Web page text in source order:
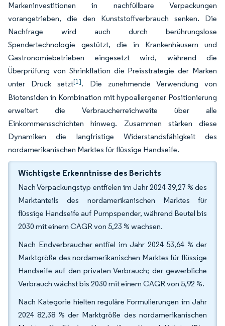
Markeninvestitionen in nachfüllbare Verpackungen
vorangetrieben, die den Kunststoffverbrauch senken. Die
Nachfrage wird auch durch berührungslose
Spendertechnologie gestützt, die in Krankenhäusern und
Gastronomiebetrieben eingesetzt wird, während die
Überprüfung von Shrinkflation die Preisstrategie der Marken
unter Druck setzt[1]. Die zunehmende Verwendung von
Biotensiden in Kombination mit hypoallergener Positionierung
erweitert die Verbraucherreichweite über alle
Einkommensschichten hinweg. Zusammen stärken diese
Dynamiken die langfristige Widerstandsfähigkeit des
nordamerikanischen Marktes für flüssige Handseife.
Wichtigste Erkenntnisse des Berichts
Nach Verpackungstyp entfielen im Jahr 2024 39,27 % des
Marktanteils des nordamerikanischen Marktes für
flüssige Handseife auf Pumpspender, während Beutel bis
2030 mit einem CAGR von 5,23 % wachsen.
Nach Endverbraucher entfiel im Jahr 2024 53,64 % der
Marktgröße des nordamerikanischen Marktes für flüssige
Handseife auf den privaten Verbrauch; der gewerbliche
Verbrauch wächst bis 2030 mit einem CAGR von 5,92 %.
Nach Kategorie hielten reguläre Formulierungen im Jahr
2024 82,38 % der Marktgröße des nordamerikanischen